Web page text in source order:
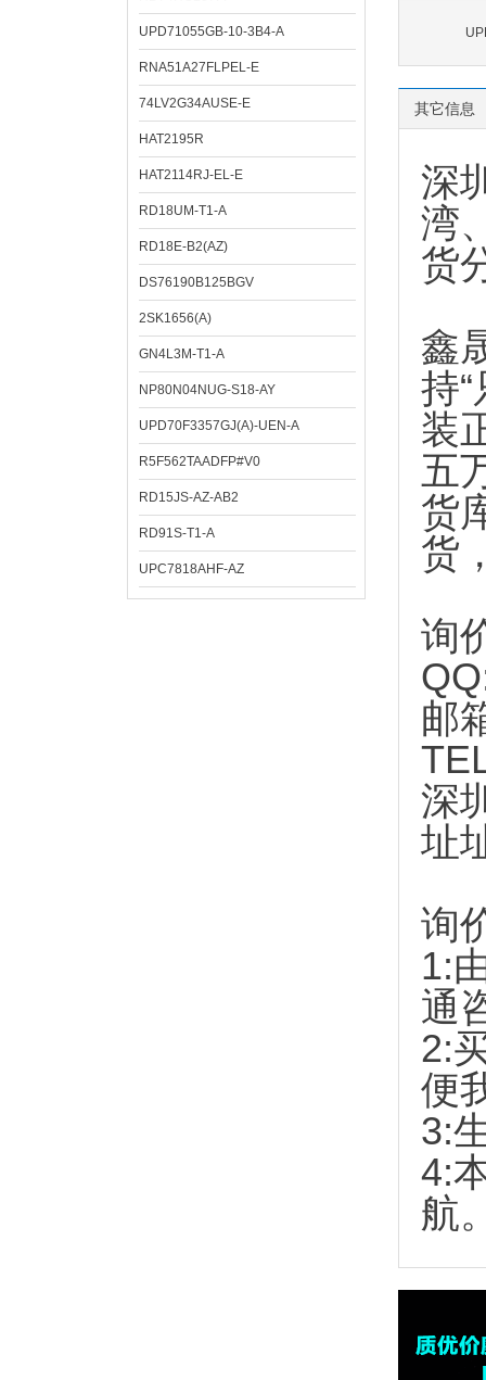
UPD71055GB-10-3B4-A
RNA51A27FLPEL-E
74LV2G34AUSE-E
HAT2195R
HAT2114RJ-EL-E
RD18UM-T1-A
RD18E-B2(AZ)
DS76190B125BGV
2SK1656(A)
GN4L3M-T1-A
NP80N04NUG-S18-AY
UPD70F3357GJ(A)-UEN-A
R5F562TAADFP#V0
RD15JS-AZ-AB2
RD91S-T1-A
UPC7818AHF-AZ
其它信息
深
湾
货
鑫
持
装
五
货
货
询
邮
深
址
询
1:
通
2:
便
3:
4:
航